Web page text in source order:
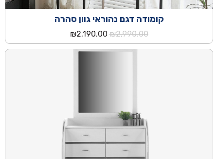
קומודה דגם נהוראי גוון סהרה
₪2,990.00
המחיר
המקורי
היה:
₪2,190.00
הנוכחי
הוא: